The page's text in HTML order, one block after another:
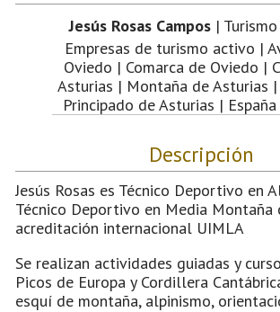
Jesús Rosas Campos |
Empresas de turismo activo |
Oviedo | Comarca de Oviedo |
Asturias | Montaña de Asturias
Principado de Asturias |
Descripción
Jesús Rosas es Técnico Deportivo en
Técnico Deportivo en Media Montaña
acreditación internacional UIMLA
Se realizan actividades guiadas y
Picos de Europa y Cordillera
esquí de montaña, alpinismo,